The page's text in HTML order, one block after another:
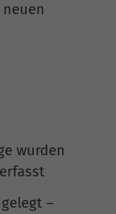
wurden
–